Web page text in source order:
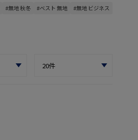
#無地 秋冬 #ベスト 無地
#無地 ビジネス